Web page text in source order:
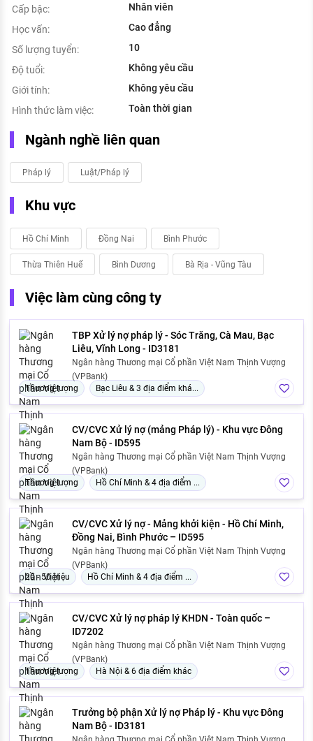
Cấp bậc:
Nhân viên
Học vấn:
Cao đẳng
Số lượng tuyển:
10
Độ tuổi:
Không yêu cầu
Giới tính:
Không yêu cầu
Hình thức làm việc:
Toàn thời gian
Ngành nghề liên quan
Pháp lý Luật/Pháp lý
Khu vực
Hồ Chí Minh Đồng Nai Bình Phước
Thừa Thiên Huế Bình Dương Bà Rịa - Vũng Tàu
Việc làm cùng công ty
TBP Xử lý nợ pháp lý - Sóc Trăng, Cà Mau, Bạc
Liêu, Vĩnh Long - ID3181
Ngân hàng Thương mại Cổ phần Việt Nam Thịnh Vượng
(VPBank)
Thương lượng
Bạc Liêu & 3 địa điểm khá...
CV/CVC Xử lý nợ (mảng Pháp lý) - Khu vực Đông
Nam Bộ - ID595
Ngân hàng Thương mại Cổ phần Việt Nam Thịnh Vượng
(VPBank)
Thương lượng
Hồ Chí Minh & 4 địa điểm ...
CV/CVC Xử lý nợ - Mảng khởi kiện - Hồ Chí Minh,
Đồng Nai, Bình Phước – ID595
Ngân hàng Thương mại Cổ phần Việt Nam Thịnh Vượng
(VPBank)
20 - 50 triệu
Hồ Chí Minh & 4 địa điểm ...
CV/CVC Xử lý nợ pháp lý KHDN - Toàn quốc –
ID7202
Ngân hàng Thương mại Cổ phần Việt Nam Thịnh Vượng
(VPBank)
Thương lượng
Hà Nội & 6 địa điểm khác
Trưởng bộ phận Xử lý nợ Pháp lý - Khu vực Đông
Nam Bộ - ID3181